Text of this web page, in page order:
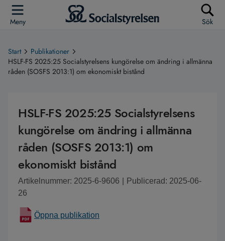
Meny Sök
Start
Publikationer
HSLF-FS 2025:25 Socialstyrelsens kungörelse om ändring i allmänna
råden (SOSFS 2013:1) om ekonomiskt bistånd
HSLF-FS 2025:25 Socialstyrelsens
kungörelse om ändring i allmänna
råden (SOSFS 2013:1) om
ekonomiskt bistånd
Artikelnummer: 2025-6-9606
Publicerad: 2025-06-
26
Öppna publikation